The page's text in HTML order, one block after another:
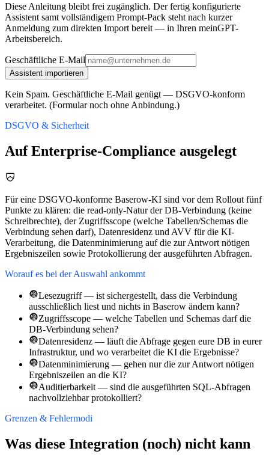
Diese Anleitung bleibt frei zugänglich. Der fertig konfigurierte
Assistent samt vollständigem Prompt-Pack steht nach kurzer
Anmeldung zum direkten Import bereit — in Ihren meinGPT-
Arbeitsbereich.
Geschäftliche E-Mail
Assistent importieren
Kein Spam. Geschäftliche E-Mail genügt — DSGVO-konform
verarbeitet. (Formular noch ohne Anbindung.)
DSGVO & Sicherheit
Auf Enterprise-Compliance ausgelegt
Für eine DSGVO-konforme Baserow-KI sind vor dem Rollout fünf
Punkte zu klären: die read-only-Natur der DB-Verbindung (keine
Schreibrechte), der Zugriffsscope (welche Tabellen/Schemas die
Verbindung sehen darf), Datenresidenz und AVV für die KI-
Verarbeitung, die Datenminimierung auf die zur Antwort nötigen
Ergebniszeilen sowie Protokollierung der ausgeführten Abfragen.
Worauf es bei der Auswahl ankommt
Lesezugriff — ist sichergestellt, dass die Verbindung
ausschließlich liest und nichts in Baserow ändern kann?
Zugriffsscope — welche Tabellen und Schemas darf die
DB-Verbindung sehen?
Datenresidenz — läuft die Abfrage gegen eure DB in eurer
Infrastruktur, und wo verarbeitet die KI die Ergebnisse?
Datenminimierung — gehen nur die zur Antwort nötigen
Ergebniszeilen an die KI?
Auditierbarkeit — sind die ausgeführten SQL-Abfragen
nachvollziehbar protokolliert?
Grenzen & Fehlermodi
Was diese Integration (noch) nicht kann